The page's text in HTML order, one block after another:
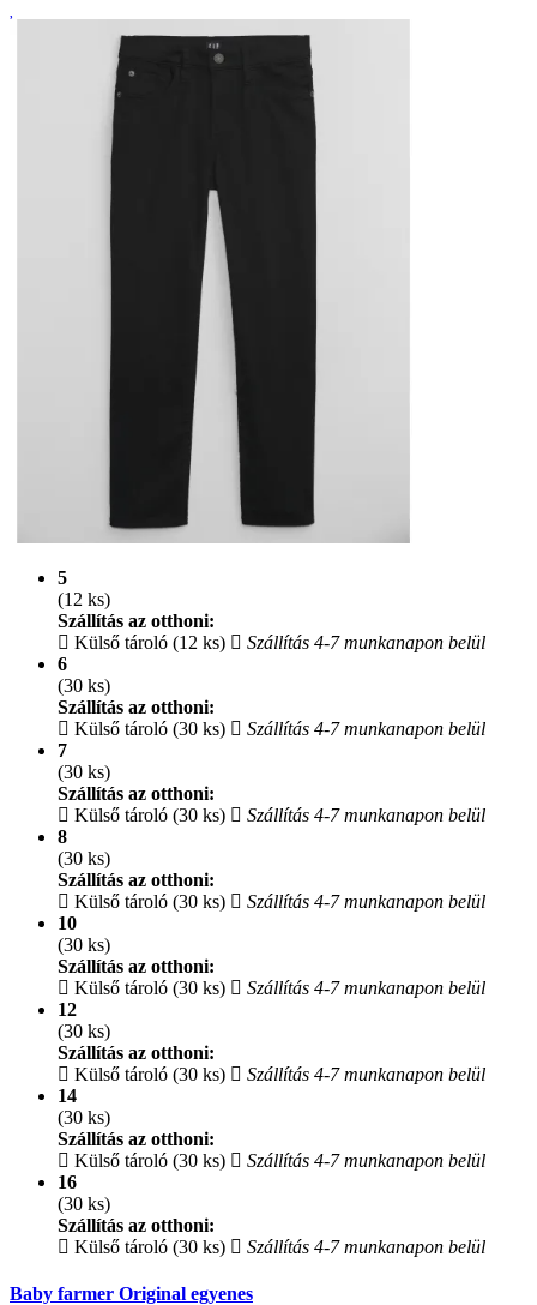
5
(12 ks)
Szállítás az otthoni:
Külső tároló (12 ks)
Szállítás 4-7 munkanapon belül
6
(30 ks)
Szállítás az otthoni:
Külső tároló (30 ks)
Szállítás 4-7 munkanapon belül
7
(30 ks)
Szállítás az otthoni:
Külső tároló (30 ks)
Szállítás 4-7 munkanapon belül
8
(30 ks)
Szállítás az otthoni:
Külső tároló (30 ks)
Szállítás 4-7 munkanapon belül
10
(30 ks)
Szállítás az otthoni:
Külső tároló (30 ks)
Szállítás 4-7 munkanapon belül
12
(30 ks)
Szállítás az otthoni:
Külső tároló (30 ks)
Szállítás 4-7 munkanapon belül
14
(30 ks)
Szállítás az otthoni:
Külső tároló (30 ks)
Szállítás 4-7 munkanapon belül
16
(30 ks)
Szállítás az otthoni:
Külső tároló (30 ks)
Szállítás 4-7 munkanapon belül
Baby farmer Original egyenes